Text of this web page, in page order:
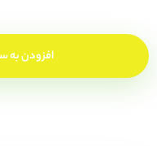
افزودن به